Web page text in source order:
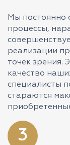
Мы постоянно
процессы,
реализации
точек зрения.
качество
специалисты
стараются
3